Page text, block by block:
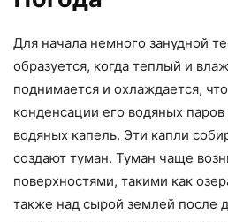
Для начала немного занудной
образуется, когда теплый и
поднимается и охлаждается,
конденсации его водяных
водяных капель. Эти капли
создают туман. Туман чаще
поверхностями, такими как
также над сырой землей после